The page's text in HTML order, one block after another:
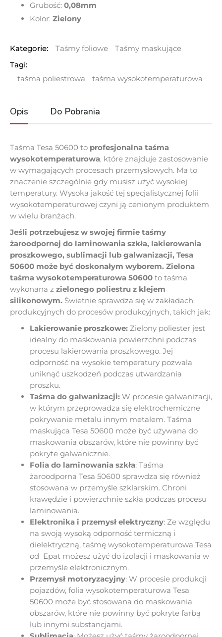
Grubość: 0,08mm
Kolor: Zielony
Kategorie: Taśmy foliowe
Taśmy maskujące
Tagi:
taśma poliestrowa
taśma wysokotemperaturowa
Opis Do Pobrania
Taśma Tesa 50600 to profesjonalna taśma
wysokotemperaturowa, które znajduje zastosowanie
w wymagających procesach przemysłowych. Ma to
znaczenie szczególnie gdy musisz użyć wysokiej
temperatury. Wysoka jakość tej specjalistycznej folii
wysokotemperaturowej czyni ją cenionym produktem
w wielu branżach.
Jeśli potrzebujesz w swojej firmie taśmy
żaroodpornej do laminowania szkła, lakierowania
proszkowego, sublimacji lub galwanizacji, Tesa
50600 może być doskonałym wyborem. Zielona
taśma wysokotemperaturowa 50600 to taśma
wykonana z zielonego poliestru z klejem
silikonowym. Świetnie sprawdza się w zakładach
produkcyjnych do procesów produkcyjnych, takich jak:
Lakierowanie proszkowe: Zielony poliester jest
idealny do maskowania powierzchni podczas
procesu lakierowania proszkowego. Jej
odporność na wysokie temperatury pozwala
uniknąć uszkodzeń podczas utwardzania
proszku.
Taśma do galwanizacji: W procesie galwanizacji,
w którym przeprowadza się elektrochemiczne
pokrywanie metalu innym metalem. Taśma
maskująca Tesa 50600 może być używana do
maskowania obszarów, które nie powinny być
pokryte galwanicznie.
Folia do laminowania szkła: Taśma
żaroodporna Tesa 50600 sprawdza się również
stosowana w przemyśle szklarskim. Chroni
krawędzie i powierzchnie szkła podczas procesu
laminowania.
Elektronika i przemysł elektryczny: Ze względu
na swoją wysoką odporność termiczną i
dielektryczną, taśmę wysokotemperaturowa Tesa
od Epat możesz użyć do izolacji i maskowania w
przemyśle elektronicznym.
Przemysł motoryzacyjny: W procesie produkcji
pojazdów, folia wysokotemperaturowa Tesa
50600 może być stosowana do maskowania
obszarów, które nie powinny być pokryte farbą
lub innymi substancjami.